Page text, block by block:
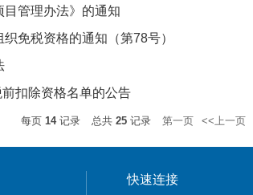
管理办法》的通知
免税资格的通知（第78号）
扣除资格名单的公告
每页 14记录 总共 25 记录 第一页 <<上一页
快速连接